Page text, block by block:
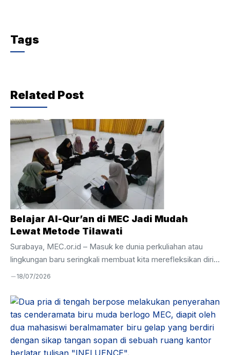
Tags
Related Post
Belajar Al-Qur’an di MEC Jadi Mudah
Lewat Metode Tilawati
Surabaya, MEC.or.id – Masuk ke dunia perkuliahan atau
lingkungan baru seringkali membuat kita merefleksikan diri,
termasuk dalam urusan ibadah. Banyak dari kita yang
kemampuan membaca Al-Qur’an masih terbata-bata. Rasa
malu akhirnya menjadi penghambat utama untuk mulai
belajar lagi. Pengalaman berbeda justru dirasakan oleh para
peserta di Mandiri Entrepreneur Center (MEC). Di sini,
keterbatasan masa lalu bukan alasan untuk menghentikan
18/07/2026